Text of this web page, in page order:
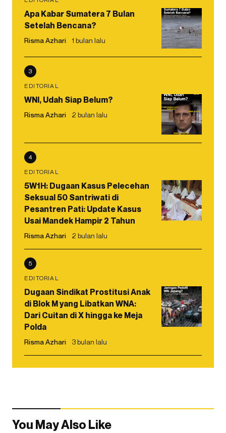
Apa Kabar Sumatera 7 Bulan
Setelah Bencana?
Risma Azhari 1 bulan lalu
3
EDITORIAL
WNI, Udah Siap Belum?
Risma Azhari 2 bulan lalu
4
EDITORIAL
5W1H: Dugaan Kasus Pelecehan
Seksual 50 Santriwati di
Pesantren Pati: Update Kasus
Usai Mandek Hampir 2 Tahun
Risma Azhari 2 bulan lalu
5
EDITORIAL
Dugaan Sindikat Prostitusi Anak
di Blok M yang Libatkan WNA:
Dari Cuitan di X hingga ke Meja
Polda
Risma Azhari 3 bulan lalu
You May Also Like